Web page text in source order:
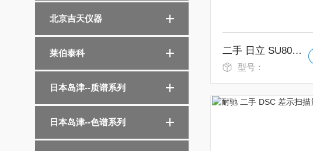
北京吉天仪器
莱伯泰科
日本岛津--质谱系列
日本岛津--色谱系列
二手 日立 SU8020 高分辨冷场发射电镜
型号：